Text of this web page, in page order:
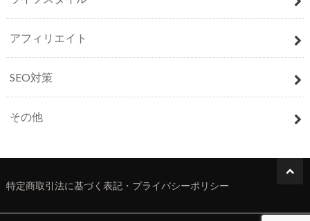
アフィリエイト
SEO対策
その他
特定商取引法に基づく表記・プライバシーポリシー